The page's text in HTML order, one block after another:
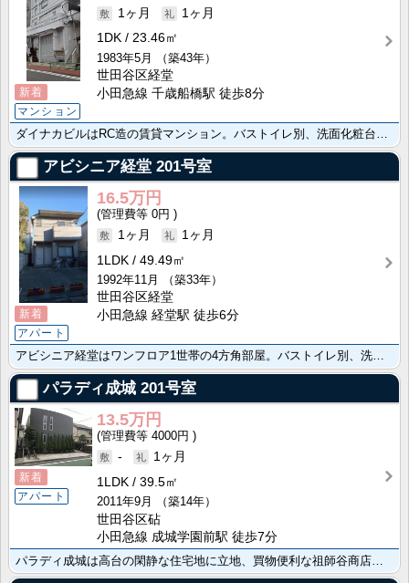
新着
マンション
1ヶ月
1ヶ月
1DK
23.46㎡
1983年5月
（築43年）
世田谷区経堂
小田急線 千歳船橋駅 徒歩8分
ダイナカビルはRC造の賃貸マンション。バストイレ別、洗面化粧台付きで使い勝手良好です。
アビシニア経堂 201号室
新着
アパート
16.5万円
0円
1ヶ月
1ヶ月
1LDK
49.49㎡
1992年11月
（築33年）
世田谷区経堂
小田急線 経堂駅 徒歩6分
アビシニア経堂はワンフロア1世帯の4方角部屋。バストイレ別、洗面化粧台！洋室にたっぷり収納。リビング･･･
パラディ成城 201号室
新着
アパート
13.5万円
4000円
-
1ヶ月
1LDK
39.5㎡
2011年9月
（築14年）
世田谷区砧
小田急線 成城学園前駅 徒歩7分